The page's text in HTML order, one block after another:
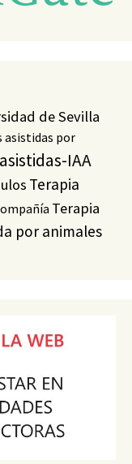
de Sevilla
asistidas por
IAA
Terapia
Terapia
por animales